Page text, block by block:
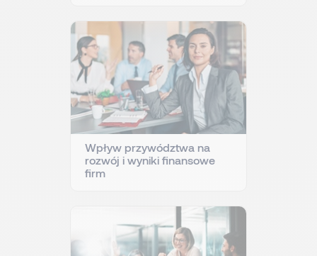
Wpływ przywództwa na
rozwój i wyniki finansowe
firm